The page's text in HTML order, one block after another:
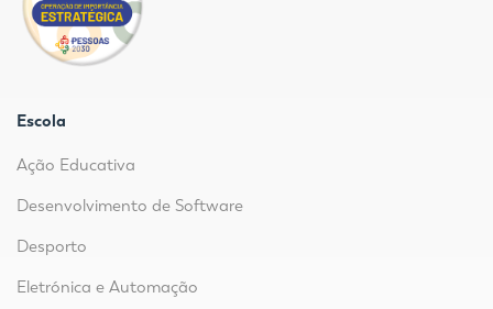
Escola
Ação Educativa
Desenvolvimento de Software
Desporto
Eletrónica e Automação